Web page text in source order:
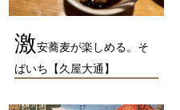
激安蕎麦が楽しめる。そ
ばいち【久屋大通】